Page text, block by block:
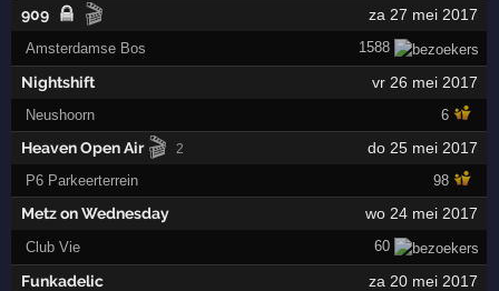
909 🎬 za 27 mei 2017
Amsterdamse Bos 1588
Nightshift vr 26 mei 2017
Neushoorn 6
Heaven Open Air 🎬 2 do 25 mei 2017
P6 Parkeerterrein 98
Metz on Wednesday wo 24 mei 2017
Club Vie 60
Funkadelic za 20 mei 2017